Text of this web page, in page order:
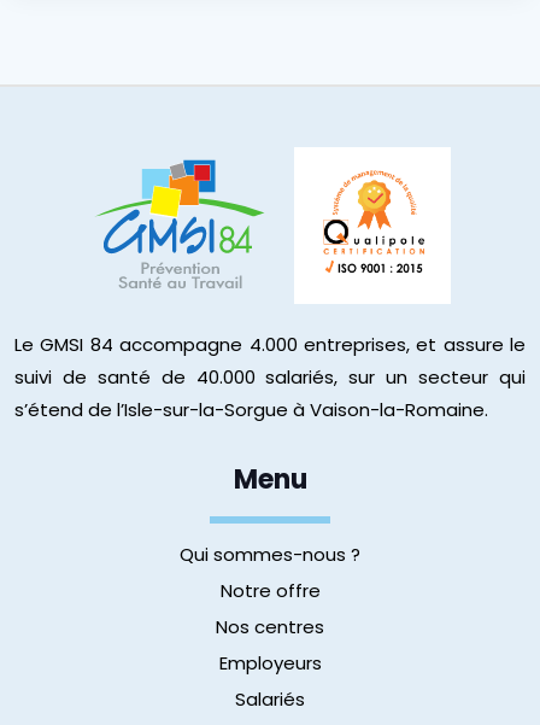
Le GMSI 84 accompagne 4.000 entreprises, et assure le
suivi de santé de 40.000 salariés, sur un secteur qui
s’étend de l’Isle-sur-la-Sorgue à Vaison-la-Romaine.
Menu
Qui sommes-nous ?
Notre offre
Nos centres
Employeurs
Salariés